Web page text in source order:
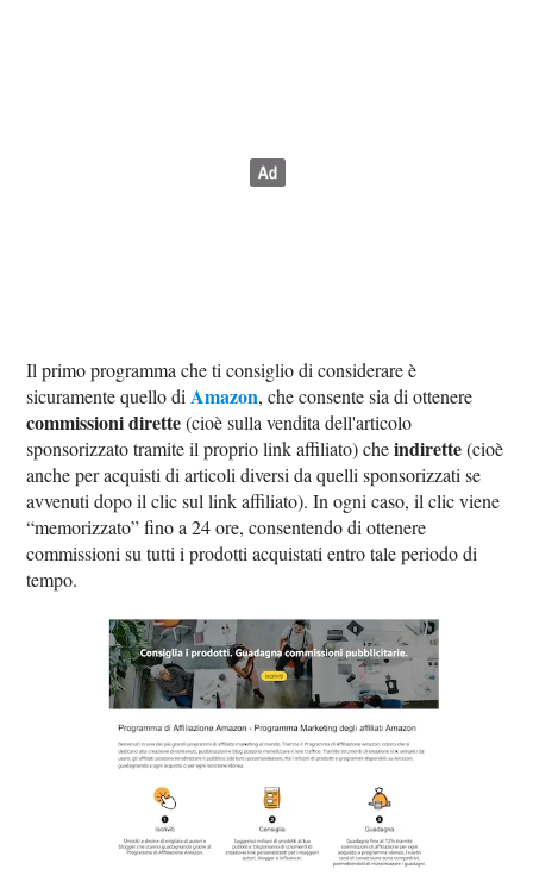
Il primo programma che ti consiglio di considerare è
sicuramente quello di Amazon, che consente sia di ottenere
commissioni dirette(cioè sulla vendita dell'articolo
sponsorizzato tramite il proprio link affiliato) cheindirette(cioè
anche per acquisti di articoli diversi da quelli sponsorizzati se
avvenuti dopo il clic sul link affiliato). In ogni caso, il clic viene
“memorizzato” fino a 24 ore, consentendo di ottenere
commissioni su tutti i prodotti acquistati entro tale periodo di
tempo.